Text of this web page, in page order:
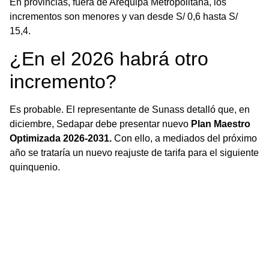
En provincias, fuera de Arequipa Metropolitana, los
incrementos son menores y van desde S/ 0,6 hasta S/
15,4.
¿En el 2026 habrá otro
incremento?
Es probable. El representante de Sunass detalló que, en
diciembre, Sedapar debe presentar nuevo Plan Maestro
Optimizada 2026-2031. Con ello, a mediados del próximo
año se trataría un nuevo reajuste de tarifa para el siguiente
quinquenio.